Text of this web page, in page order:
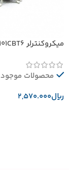
میکروکنترلر STM32F101CBT6
محصولات موجود
﷼